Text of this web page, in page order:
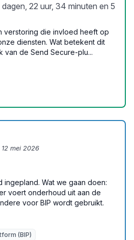
22 uur, 34 minuten en 5
verstoring die invloed heeft op
diensten. Wat betekent dit
van de Send Secure‑plu...
mei 2026
Wat we gaan doen:
voert onderhoud uit aan de
voor BIP wordt gebruikt.
(BIP)